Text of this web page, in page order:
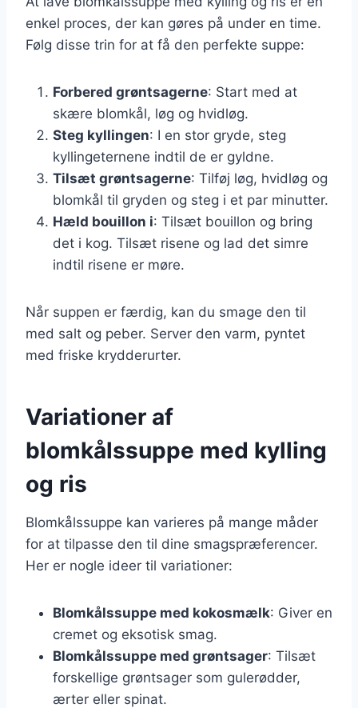
enkel proces, der kan gøres på under en time.
Følg disse trin for at få den perfekte suppe:
Forbered grøntsagerne: Start med at
skære blomkål, løg og hvidløg.
Steg kyllingen: I en stor gryde, steg
kyllingeternene indtil de er gyldne.
Tilsæt grøntsagerne: Tilføj løg, hvidløg og
blomkål til gryden og steg i et par minutter.
Hæld bouillon i: Tilsæt bouillon og bring
det i kog. Tilsæt risene og lad det simre
indtil risene er møre.
Når suppen er færdig, kan du smage den til
med salt og peber. Server den varm, pyntet
med friske krydderurter.
Variationer af
blomkålssuppe med kylling
og ris
Blomkålssuppe kan varieres på mange måder
for at tilpasse den til dine smagspræferencer.
Her er nogle ideer til variationer:
Blomkålssuppe med kokosmælk: Giver en
cremet og eksotisk smag.
Blomkålssuppe med grøntsager: Tilsæt
forskellige grøntsager som gulerødder,
ærter eller spinat.